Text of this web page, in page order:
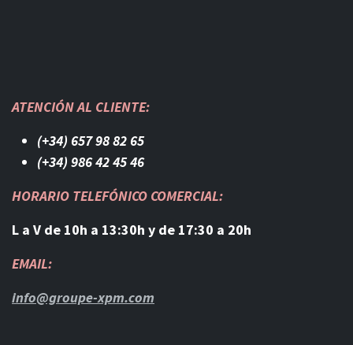
ATENCIÓN AL CLIENTE:
(+34) 657 98 82 65
(+34) 986 42 45 46​
HORARIO TELEFÓNICO COMERCIAL:
L a V de 10h a 13:30h y de 17:30 a 20h
EMAIL:
info@groupe-xpm.com